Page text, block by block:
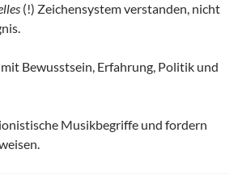
(!) Zeichensystem verstanden, nicht
Bewusstsein, Erfahrung, Politik und
Musikbegriffe und fordern